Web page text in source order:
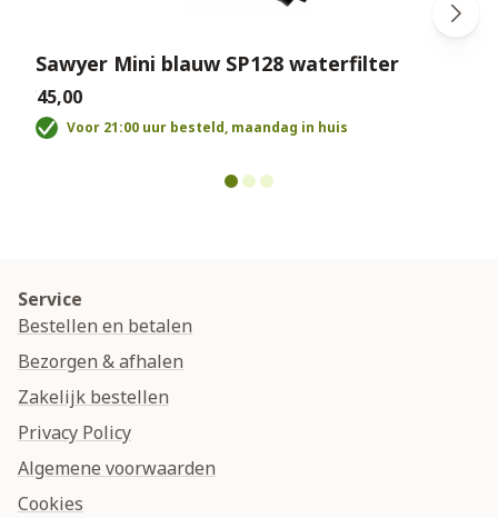
Sawyer Mini blauw SP128 waterfilter
€45,00
Voor 21:00 uur besteld, maandag in huis
Service
Bestellen en betalen
Bezorgen & afhalen
Zakelijk bestellen
Privacy Policy
Algemene voorwaarden
Cookies